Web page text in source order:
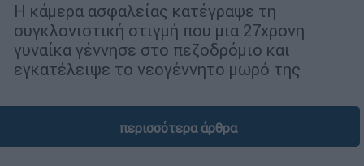
Η κάμερα ασφαλείας κατέγραψε τη
συγκλονιστική στιγμή που μια 27χρονη
γυναίκα γέννησε στο πεζοδρόμιο και
εγκατέλειψε το νεογέννητο μωρό της
περισσότερα άρθρα